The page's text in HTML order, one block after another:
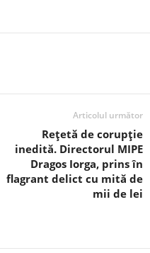
Articolul următor
Rețetă de corupție
inedită. Directorul MIPE
Dragos Iorga, prins în
flagrant delict cu mită de
mii de lei